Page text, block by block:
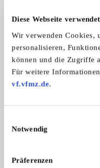
Diese Webseite
Wir verwenden Cookies,
personalisieren,
können und die Zugriffe
Für weitere
vf.vfmz.de.
Notwendig
Präferenzen